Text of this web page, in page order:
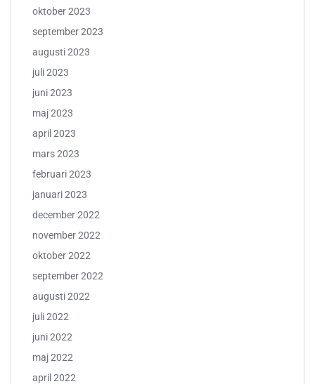
oktober 2023
september 2023
augusti 2023
juli 2023
juni 2023
maj 2023
april 2023
mars 2023
februari 2023
januari 2023
december 2022
november 2022
oktober 2022
september 2022
augusti 2022
juli 2022
juni 2022
maj 2022
april 2022